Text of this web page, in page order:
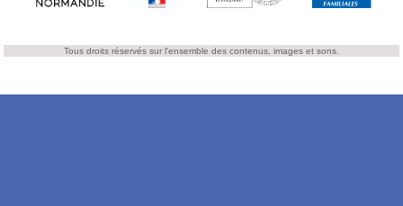
Tous droits réservés sur l'ensemble des contenus, images et sons.